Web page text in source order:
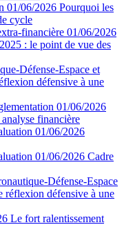
01/06/2026 Pourquoi les
cycle
financière 01/06/2026
: le point de vue des
Défense-Espace et
défensive à une
01/06/2026
financière
01/06/2026
01/06/2026 Cadre
Défense-Espace
réflexion défensive à une
Le fort ralentissement